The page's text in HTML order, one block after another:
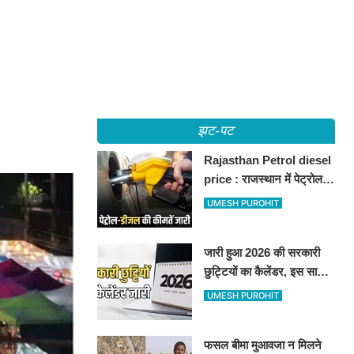
झट-पट
Rajasthan Petrol diesel
price : राजस्थान में पेट्रोल-
डीजल की कीमतें जारी, जानिए
UMESH PUROHIT
जारी हुआ 2026 की सरकारी
छुट्टियों का कैलेंडर, इस साल
कई बार मिलेगा लगातार
UMESH PUROHIT
फसल बीमा मुआवजा न मिलने